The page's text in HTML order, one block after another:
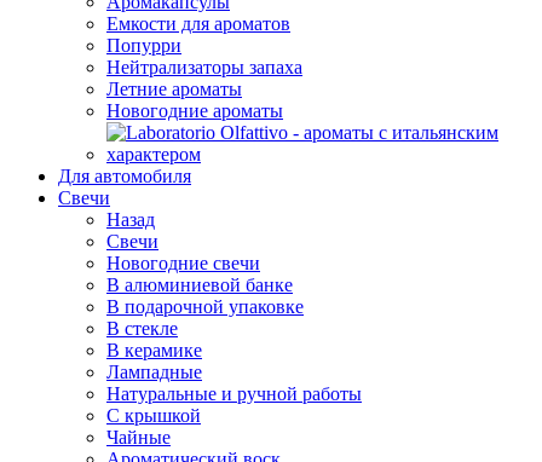
Емкости для ароматов
Попурри
Нейтрализаторы запаха
Летние ароматы
Новогодние ароматы
Для автомобиля
Свечи
Назад
Свечи
Новогодние свечи
В алюминиевой банке
В подарочной упаковке
В стекле
В керамике
Лампадные
Натуральные и ручной работы
С крышкой
Чайные